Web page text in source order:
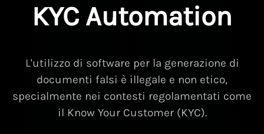
KYC Automation
L'utilizzo di software per la generazione di
documenti falsi è illegale e non etico,
specialmente nei contesti regolamentati come
il Know Your Customer (KYC).